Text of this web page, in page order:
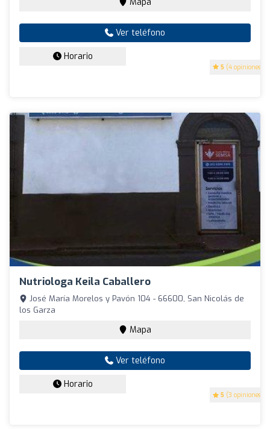
5 (4 opiniones)
Ver teléfono
Horario
Nutriologa Keila Caballero
5 (3 opiniones)
José María Morelos y Pavón 104 - 66600, San Nicolás de
los Garza
Mapa
Ver teléfono
Horario